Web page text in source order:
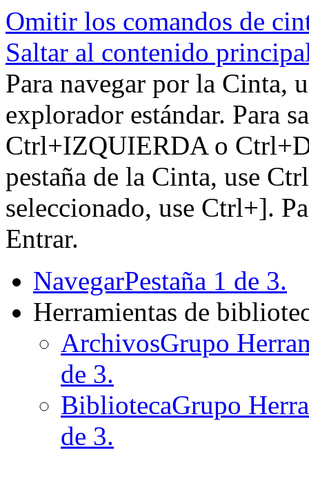
Omitir los comandos de
Saltar al contenido
Para navegar por la Cinta,
explorador estándar. Para
Ctrl+IZQUIERDA o
pestaña de la Cinta, use
seleccionado, use Ctrl+].
Entrar.
NavegarPestaña 1 de 3.
Herramientas de
ArchivosGrupo
de 3.
BibliotecaGrupo
de 3.